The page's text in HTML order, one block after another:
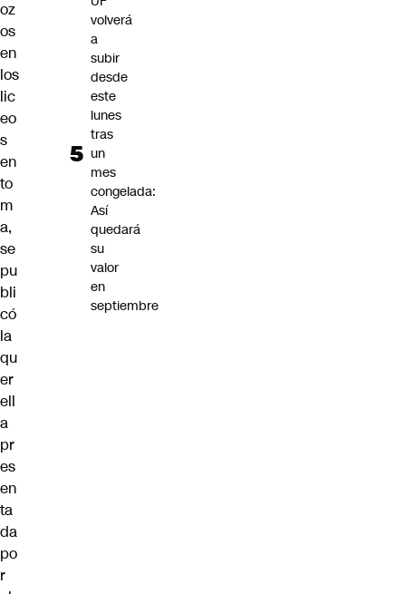
oz
os
en
los
lic
eo
s
en
to
m
a,
se
pu
bli
có
la
qu
er
ell
a
pr
es
en
ta
da
po
r
volverá
a
subir
desde
este
lunes
tras
un
mes
congelada:
Así
quedará
su
valor
en
septiembre